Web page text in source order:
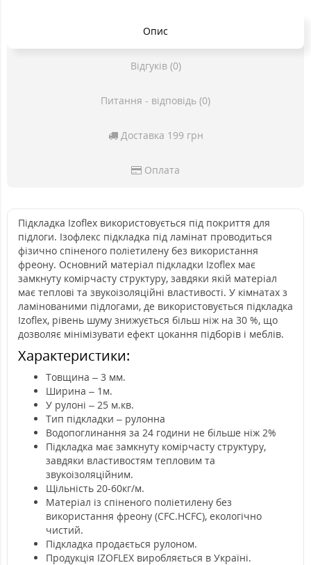
Опис
Відгуків (0)
Питання - відповідь (0)
Доставка 199 грн
Оплата
Підкладка Izoflex використовується під покриття для
підлоги. Ізофлекс підкладка під ламінат проводиться
фізично спіненого поліетилену без використання
фреону. Основний матеріал підкладки Izoflex має
замкнуту комірчасту структуру, завдяки якій матеріал
має теплові та звукоізоляційні властивості. У кімнатах з
ламінованими підлогами, де використовується підкладка
Izoflex, рівень шуму знижується більш ніж на 30 %, що
дозволяє мінімізувати ефект цокання підборів і меблів.
Характеристики:
Товщина – 3 мм.
Ширина – 1м.
У рулоні – 25 м.кв.
Тип підкладки – рулонна
Водопоглинання за 24 години не більше ніж 2%
Підкладка має замкнуту комірчасту структуру,
завдяки властивостям тепловим та
звукоізоляційним.
Щільність 20-60кг/м.
Матеріал із спіненого поліетилену без
використання фреону (CFC.HCFC), екологічно
чистий.
Підкладка продається рулоном.
Продукція IZOFLEX виробляється в Україні.